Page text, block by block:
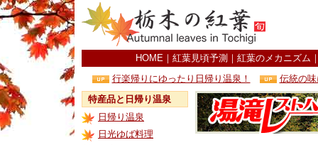
HOME ｜ 紅葉見頃予測 ｜ 紅葉のメカニズム
行楽帰りにゆったり日帰り温泉！
伝統の
特産品と日帰り温泉
日帰り温泉
日光ゆば料理